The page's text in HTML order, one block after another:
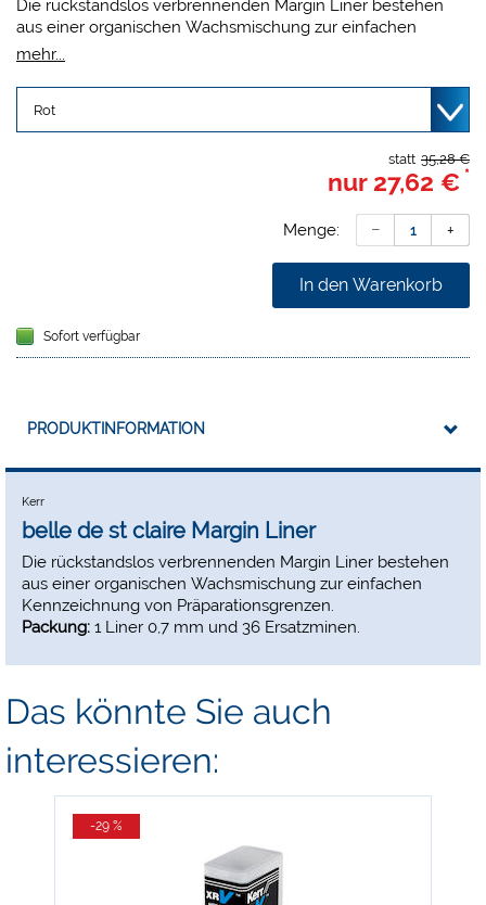
Die rückstandslos verbrennenden Margin Liner bestehen
aus einer organischen Wachsmischung zur einfachen
Kennzeichnung von Präparationsgrenzen.
mehr...
35,28 €
statt
nur 27,62 € *
Menge:
In den Warenkorb
Sofort verfügbar
PRODUKTINFORMATION
Kerr
belle de st claire Margin Liner
Die rückstandslos verbrennenden Margin Liner bestehen
aus einer organischen Wachsmischung zur einfachen
Kennzeichnung von Präparationsgrenzen.
Packung: 1 Liner 0,7 mm und 36 Ersatzminen.
Das könnte Sie auch
interessieren:
-29 %